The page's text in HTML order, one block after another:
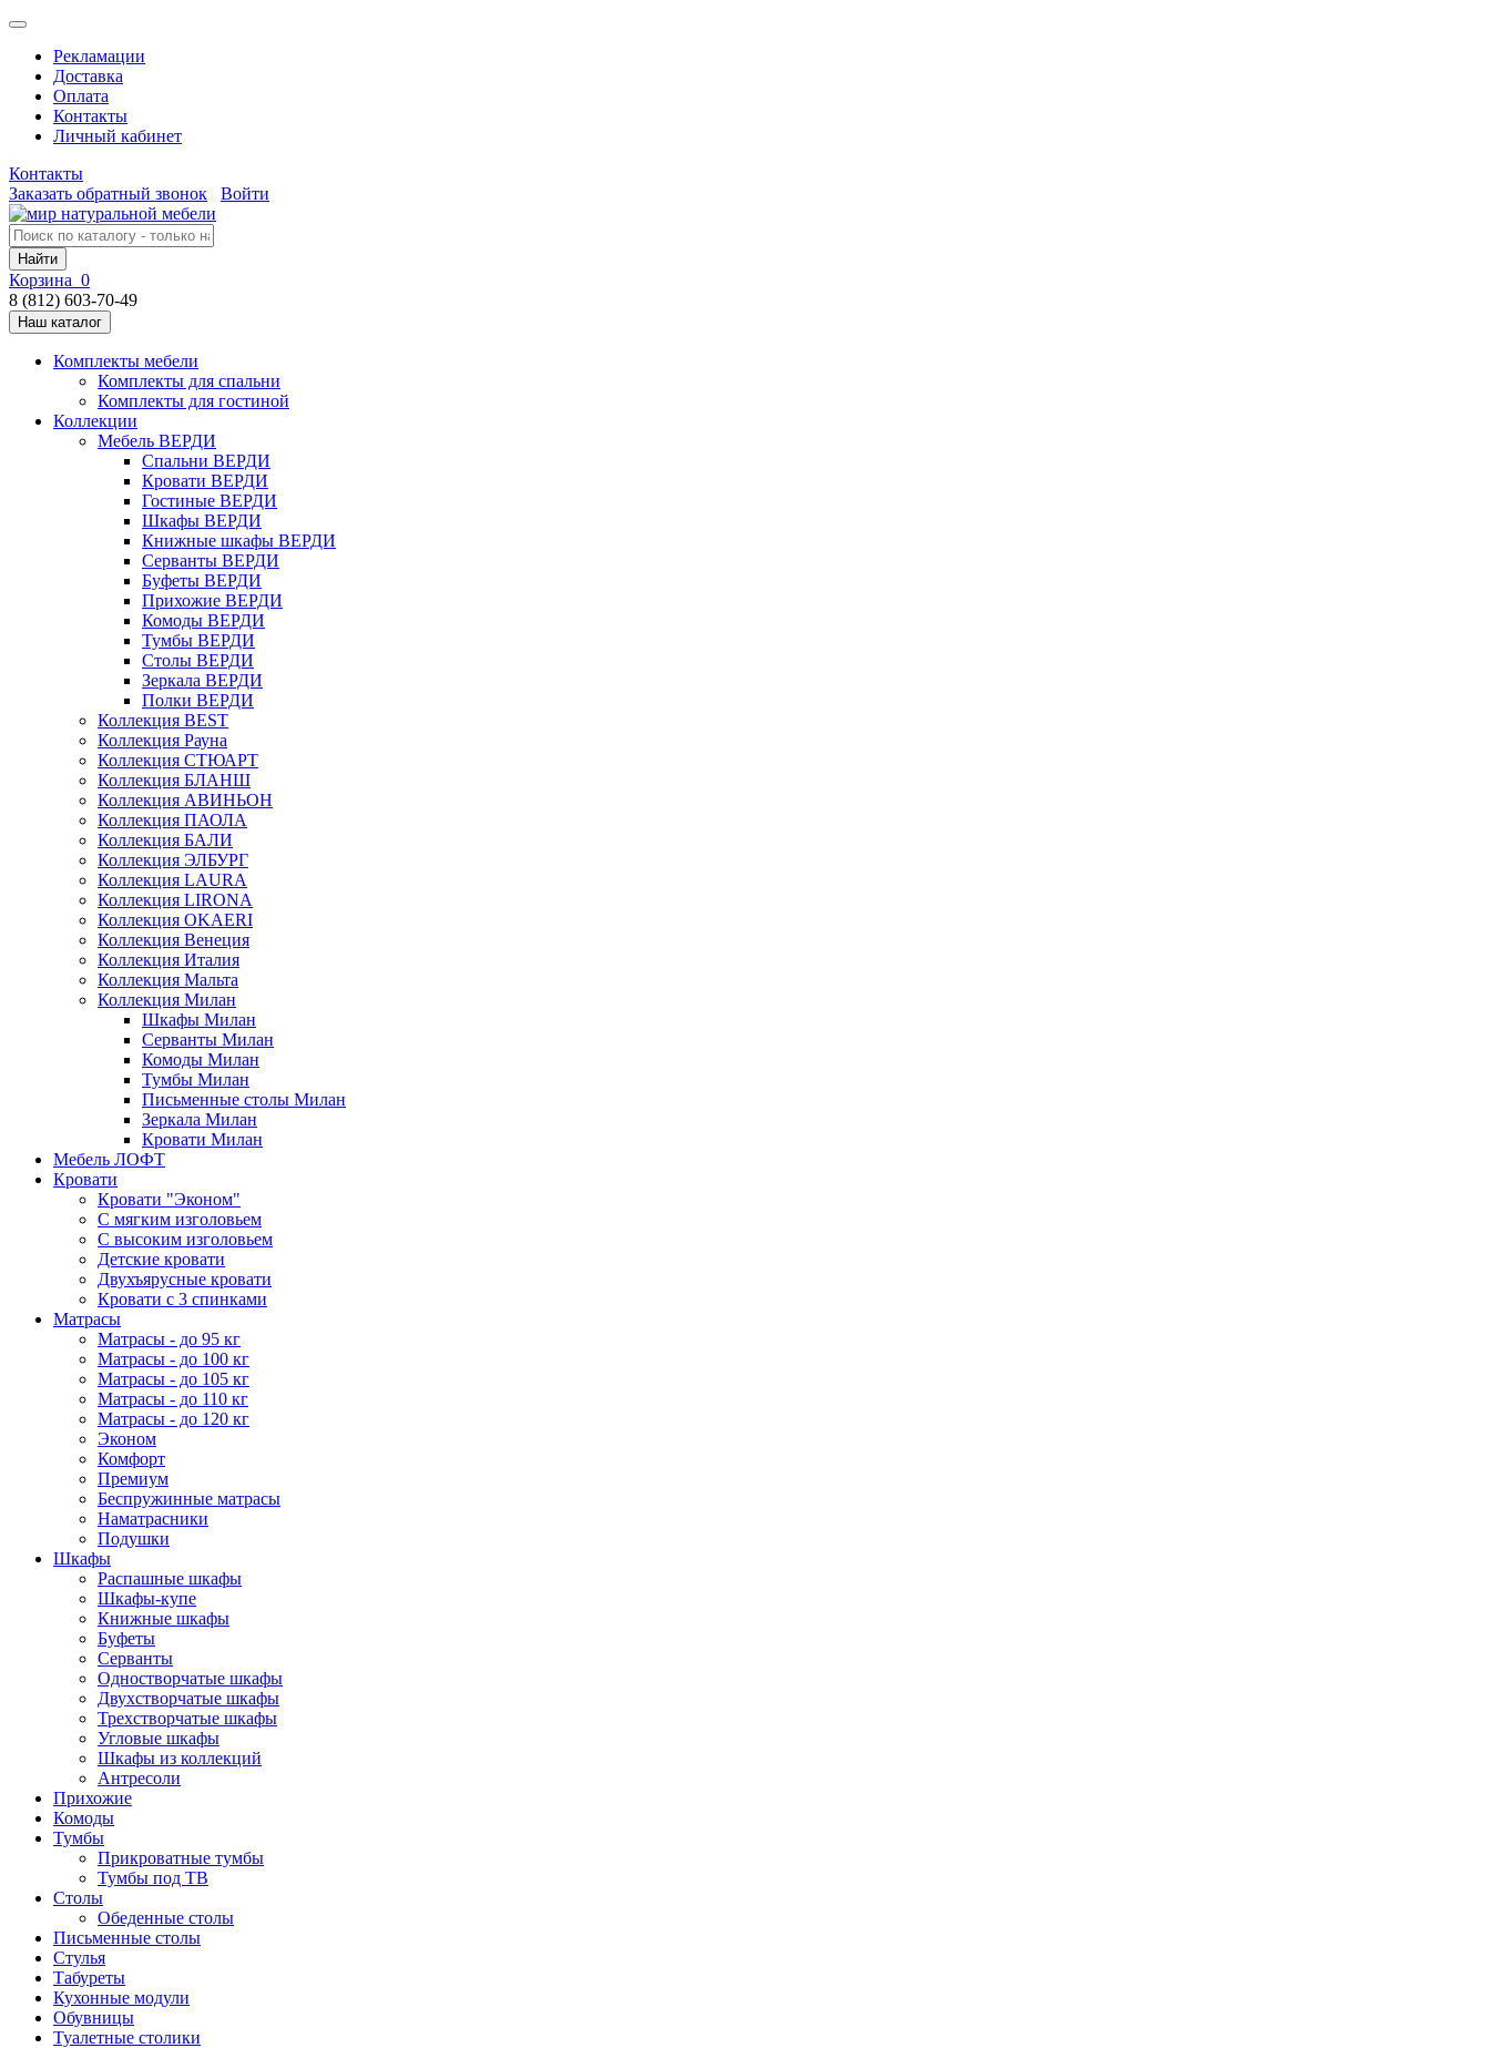
Рекламации
Доставка
Оплата
Контакты
Личный кабинет
Контакты
Заказать обратный звонок
Войти
Найти
Корзина 0
8 (812) 603-70-49
Наш каталог
Комплекты мебели
Комплекты для спальни
Комплекты для гостиной
Коллекции
Мебель ВЕРДИ
Спальни ВЕРДИ
Кровати ВЕРДИ
Гостиные ВЕРДИ
Шкафы ВЕРДИ
Книжные шкафы ВЕРДИ
Серванты ВЕРДИ
Буфеты ВЕРДИ
Прихожие ВЕРДИ
Комоды ВЕРДИ
Тумбы ВЕРДИ
Столы ВЕРДИ
Зеркала ВЕРДИ
Полки ВЕРДИ
Коллекция BEST
Коллекция Рауна
Коллекция СТЮАРТ
Коллекция БЛАНШ
Коллекция АВИНЬОН
Коллекция ПАОЛА
Коллекция БАЛИ
Коллекция ЭЛБУРГ
Коллекция LAURA
Коллекция LIRONA
Коллекция OKAERI
Коллекция Венеция
Коллекция Италия
Коллекция Мальта
Коллекция Милан
Шкафы Милан
Серванты Милан
Комоды Милан
Тумбы Милан
Письменные столы Милан
Зеркала Милан
Кровати Милан
Мебель ЛОФТ
Кровати
Кровати "Эконом"
С мягким изголовьем
С высоким изголовьем
Детские кровати
Двухъярусные кровати
Кровати с 3 спинками
Матрасы
Матрасы - до 95 кг
Матрасы - до 100 кг
Матрасы - до 105 кг
Матрасы - до 110 кг
Матрасы - до 120 кг
Эконом
Комфорт
Премиум
Беспружинные матрасы
Наматрасники
Подушки
Шкафы
Распашные шкафы
Шкафы-купе
Книжные шкафы
Буфеты
Серванты
Одностворчатые шкафы
Двухстворчатые шкафы
Трехстворчатые шкафы
Угловые шкафы
Шкафы из коллекций
Антресоли
Прихожие
Комоды
Тумбы
Прикроватные тумбы
Тумбы под ТВ
Столы
Обеденные столы
Письменные столы
Стулья
Табуреты
Кухонные модули
Обувницы
Туалетные столики